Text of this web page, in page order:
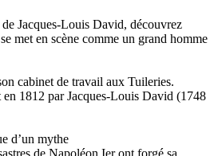
Jacques-Louis David, découvrez
met en scène comme un grand homme
cabinet de travail aux Tuileries.
1812 par Jacques-Louis David (1748
d’un mythe